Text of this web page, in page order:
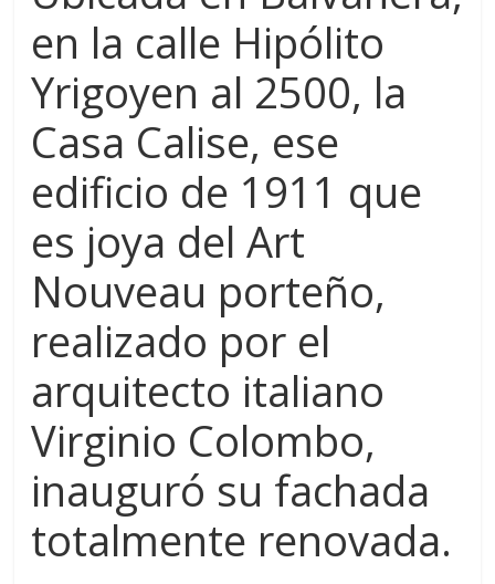
en la calle Hipólito
Yrigoyen al 2500, la
Casa Calise, ese
edificio de 1911 que
es joya del Art
Nouveau porteño,
realizado por el
arquitecto italiano
Virginio Colombo,
inauguró su fachada
totalmente renovada.